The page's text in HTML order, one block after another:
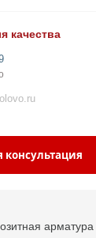
качества
консультация
арматура